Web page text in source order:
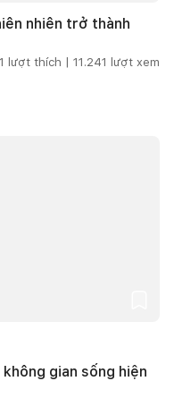
nhiên trở thành
1 lượt thích | 11.241 lượt xem
gian sống hiện